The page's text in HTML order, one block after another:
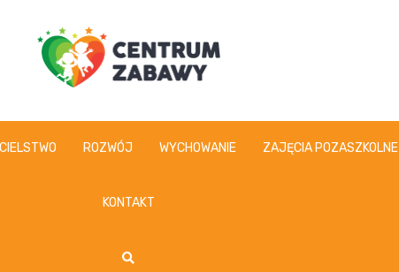
centrumzabawy.pl
ROZWÓJ WYCHOWANIE ZAJĘCIA POZASZKOLNE
KONTAKT